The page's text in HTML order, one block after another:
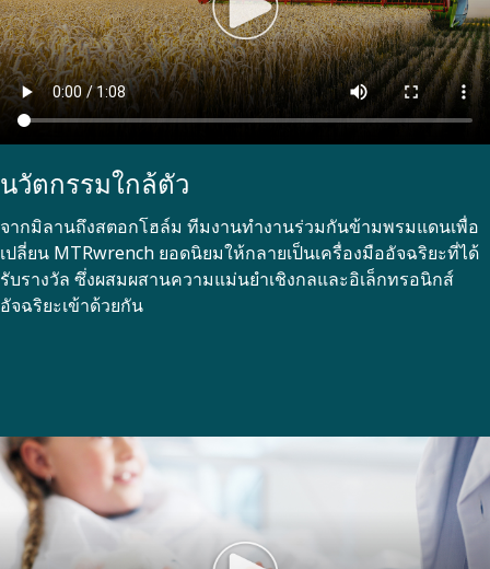
นวัตกรรมใกล้ตัว
จากมิลานถึงสตอกโฮล์ม ทีมงานทํางานร่วมกันข้ามพรมแดนเพื่อ
เปลี่ยน MTRwrench ยอดนิยมให้กลายเป็นเครื่องมืออัจฉริยะที่ได้
รับรางวัล ซึ่งผสมผสานความแม่นยําเชิงกลและอิเล็กทรอนิกส์
อัจฉริยะเข้าด้วยกัน